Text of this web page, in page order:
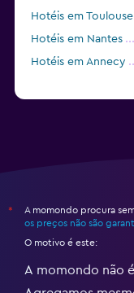
Hotéis em Toulouse
Hotéis em Nantes
Hotéis em Annecy
*
A momondo procura
os preços não são
O motivo é este:
A momondo não